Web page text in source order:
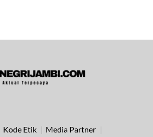
Kode Etik Media Partner